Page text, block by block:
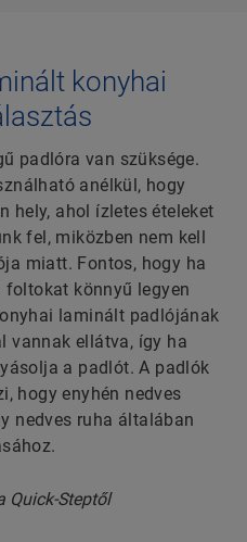
konyhai
padlóra van szüksége.
anélkül, hogy
hely, ahol ízletes ételeket
fel, miközben nem kell
miatt. Fontos, hogy ha
könnyű legyen
laminált padlójának
vannak ellátva, így ha
a padlót. A padlók
hogy enyhén nedves
nedves ruha általában